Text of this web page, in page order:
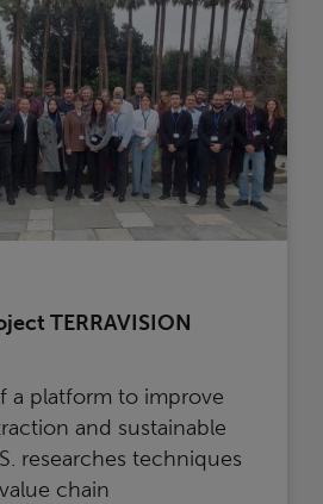
TERRAVISION
a platform to improve
and sustainable
researches techniques
chain